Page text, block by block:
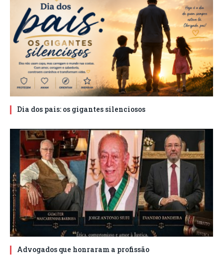
Dia dos pais: os gigantes silenciosos
Advogados que honraram a profissão